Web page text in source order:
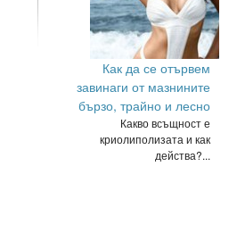
Как да се отървем
завинаги от мазнините
бързо, трайно и лесно
Какво всъщност е
криолиполизата и как
действа?...